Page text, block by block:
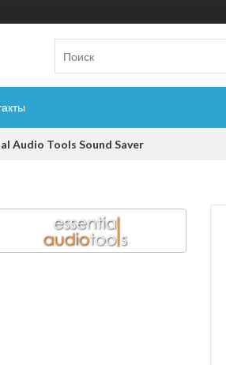
Audio Tools Sound Saver